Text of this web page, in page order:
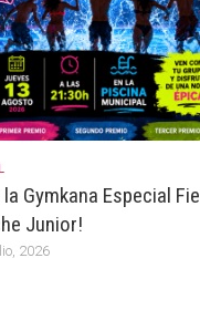
la Gymkana Especial
Junior!
2026